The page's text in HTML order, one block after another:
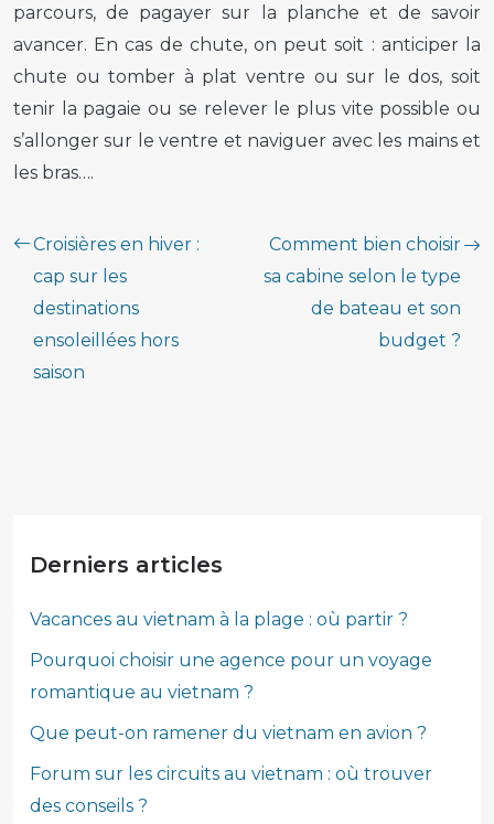
parcours, de pagayer sur la planche et de savoir
avancer. En cas de chute, on peut soit : anticiper la
chute ou tomber à plat ventre ou sur le dos, soit
tenir la pagaie ou se relever le plus vite possible ou
s’allonger sur le ventre et naviguer avec les mains et
les bras….
Croisières en hiver :
cap sur les
destinations
ensoleillées hors
saison
Comment bien choisir
sa cabine selon le type
de bateau et son
budget ?
Derniers articles
Vacances au vietnam à la plage : où partir ?
Pourquoi choisir une agence pour un voyage
romantique au vietnam ?
Que peut-on ramener du vietnam en avion ?
Forum sur les circuits au vietnam : où trouver
des conseils ?